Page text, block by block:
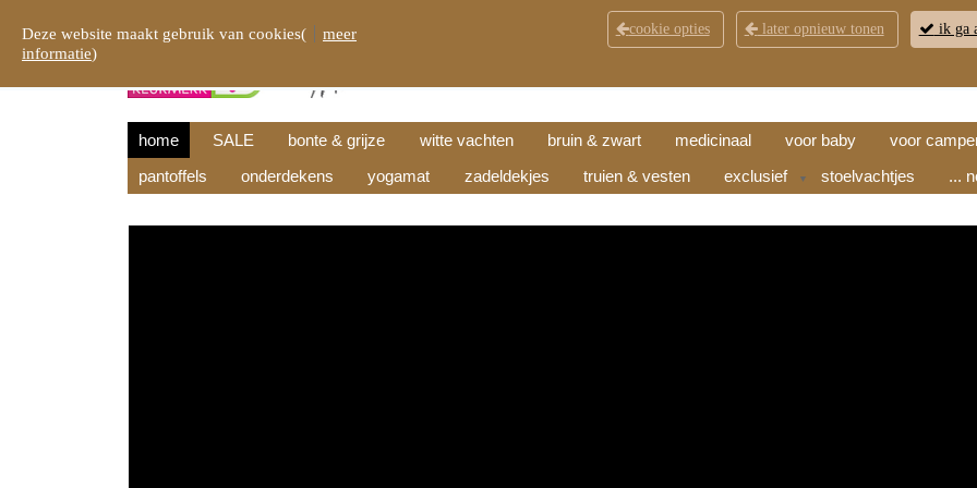
KLANTENSERVICE CONTACT
home SALE bonte & grijze witte vachten bruin & zwart medicinaal voor baby voor
pantoffels
onderdekens yogamat zadeldekjes truien & vesten exclusief ▼ stoelvachtjes ...
Deze website maakt gebruik van cookies(
meer
informatie)
cookie opties later opnieuw tonen ik ga